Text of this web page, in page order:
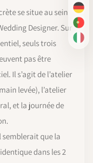
DE
PT-
IT
se situe au sein
Designer. Sur
seuls trois
pas être
Il s’agit de l’atelier
levée), l’atelier
et la journée de
que la
dans les 2